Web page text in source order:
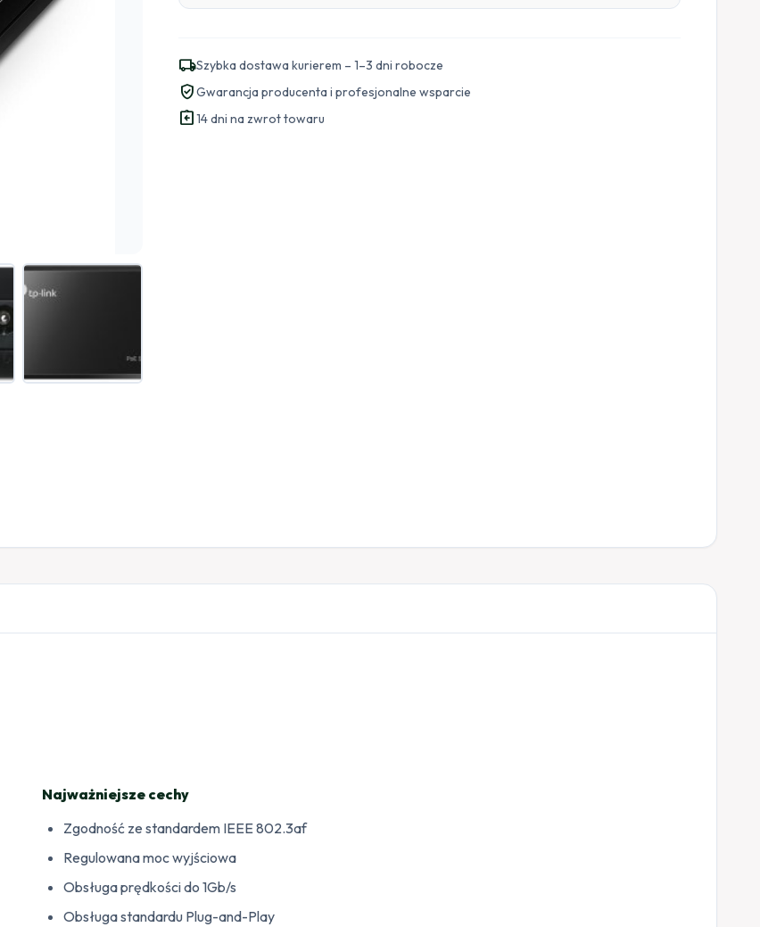
local_shippingSzybka dostawa kurierem – 1–3 dni robocze
verified_userGwarancja producenta i profesjonalne wsparcie
assignment_return14 dni na zwrot towaru
Najważniejsze cechy
Zgodność ze standardem IEEE 802.3af
Regulowana moc wyjściowa
Obsługa prędkości do 1Gb/s
Obsługa standardu Plug-and-Play